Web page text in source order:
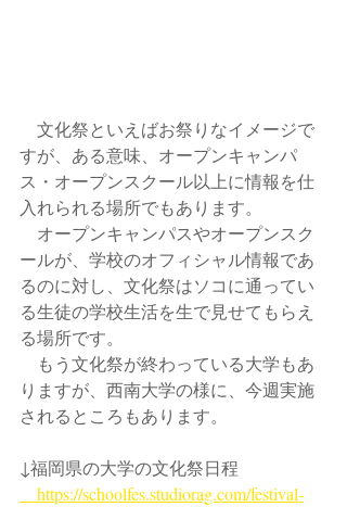
文化祭といえばお祭りなイメージで
すが、ある意味、オープンキャンパ
ス・オープンスクール以上に情報を仕
入れられる場所でもあります。
オープンキャンパスやオープンスク
ールが、学校のオフィシャル情報であ
るのに対し、文化祭はソコに通ってい
る生徒の学校生活を生で見せてもらえ
る場所です。
もう文化祭が終わっている大学もあ
りますが、西南大学の様に、今週実施
されるところもあります。
↓福岡県の大学の文化祭日程
https://schoolfes.studiorag.com/festival-